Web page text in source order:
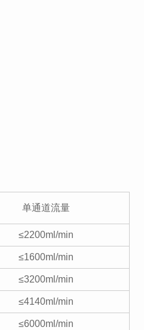
单通道流量
≤2200ml/min
≤1600ml/min
≤3200ml/min
≤4140ml/min
≤6000ml/min